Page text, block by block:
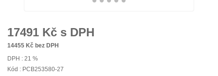
17491 Kč s DPH
14455 Kč bez DPH
DPH : 21 %
Kód : PCB253580-27